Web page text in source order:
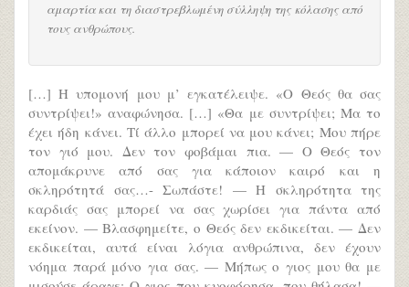
αμαρτία και τη διαστρεβλωμένη σύλληψη της κόλασης από
τους ανθρώπους.
[…] Η υπομονή μου μ’ εγκατέλειψε. «Ο Θεός θα σας
συντρίψει!» αναφώνησα. […] «Θα με συντρίψει; Μα το
έχει ήδη κάνει. Τί άλλο μπορεί να μου κάνει; Μου πήρε
τον γιό μου. Δεν τον φοβάμαι πια. — Ο Θεός τον
απομάκρυνε από σας για κάποιον καιρό και η
σκληρότητά σας…- Σωπάστε! — Η σκληρότητα της
καρδιάς σας μπορεί να σας χωρίσει για πάντα από
εκείνον. — Βλασφημείτε, ο Θεός δεν εκδικείται. — Δεν
εκδικείται, αυτά είναι λόγια ανθρώπινα, δεν έχουν
νόημα παρά μόνο για σας. — Μήπως ο γιος μου θα με